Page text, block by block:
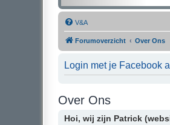
V&A
Forumoverzicht Over Ons
Login met je Facebook
Over Ons
Hoi, wij zijn Patrick